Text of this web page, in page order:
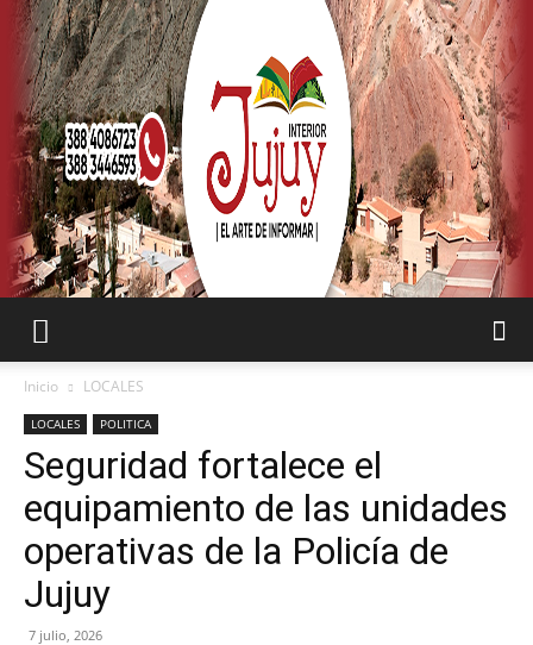
INTERIOR
JUJUY
Inicio LOCALES
LOCALES POLITICA
Seguridad fortalece el
equipamiento de las unidades
operativas de la Policía de
Jujuy
7 julio, 2026